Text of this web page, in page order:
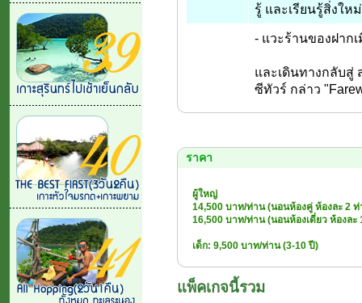
รู้ และเรียนรู้สิ่งให
- แวะร้านของฝาก
และเดินทางกลับสู่
ซีทัวร์ กล่าว
ราคา
ผู้ใหญ่
14,500 บาท/ท่าน (นอนห้องคู่ ห้องละ 2 ท่
16,500 บาท/ท่าน (นอนห้องเดี่ยว ห้องละ
เด็ก: 9,500 บาท/ท่าน (3-10 ปี)
แพ็คเกจนี้รวม